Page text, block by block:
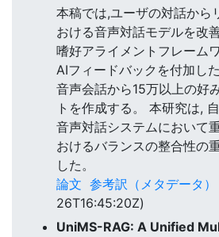
本稿では,ユーザの対話から
おける音声対話モデルを改
嗜好アライメントフレーム
AIフィードバックを付加し
音声会話から15万以上の好
トを作成する。 本研究は,
音声対話システムにおいて
おけるバランスの整合性の
した。
論文 参考訳（メタデータ）
26T16:45:20Z)
UniMS-RAG: A Unified